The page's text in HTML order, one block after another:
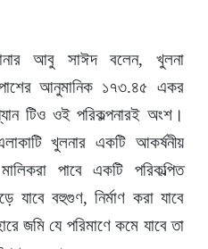
আবু সাঈদ বলেন, খুলনা
পাশের আনুমানিক ১৭৩.৪৫ একর
টিও ওই পরিকল্পনারই অংশ।
খুলনার একটি আকর্ষনীয়
পাবে একটি পরিকল্পিত
যাবে বহুগুণ, নির্মাণ করা যাবে
জমি যে পরিমাণে কমে যাবে তা